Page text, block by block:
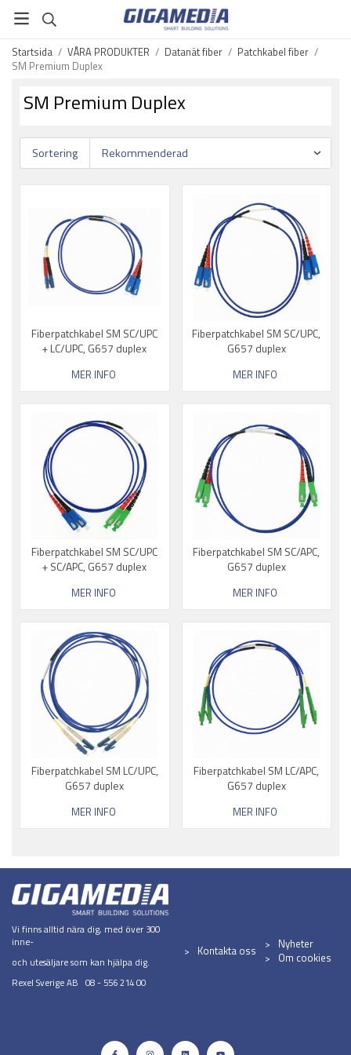
Startsida / VÅRA PRODUKTER / Datanät fiber / Patchkabel fiber /
SM Premium Duplex
SM Premium Duplex
Sortering
Fiberpatchkabel SM SC/UPC
+ LC/UPC, G657 duplex
MER INFO
Fiberpatchkabel SM SC/UPC,
G657 duplex
MER INFO
Fiberpatchkabel SM SC/UPC
+ SC/APC, G657 duplex
MER INFO
Fiberpatchkabel SM SC/APC,
G657 duplex
MER INFO
Fiberpatchkabel SM LC/UPC,
G657 duplex
MER INFO
Fiberpatchkabel SM LC/APC,
G657 duplex
MER INFO
Vi finns alltid nära dig, med över 300
inne-
och utesäljare som kan hjälpa dig.
Rexel Sverige AB 08 - 556 214 00
Kontakta oss
Nyheter
Om cookies